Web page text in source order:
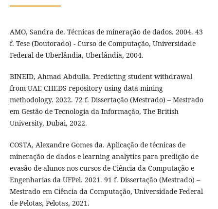
AMO, Sandra de. Técnicas de mineração de dados. 2004. 43
f. Tese (Doutorado) - Curso de Computação, Universidade
Federal de Uberlândia, Uberlândia, 2004.
BINEID, Ahmad Abdulla. Predicting student withdrawal
from UAE CHEDS repository using data mining
methodology. 2022. 72 f. Dissertação (Mestrado) – Mestrado
em Gestão de Tecnologia da Informação, The British
University, Dubai, 2022.
COSTA, Alexandre Gomes da. Aplicação de técnicas de
mineração de dados e learning analytics para predição de
evasão de alunos nos cursos de Ciência da Computação e
Engenharias da UFPel. 2021. 91 f. Dissertação (Mestrado) –
Mestrado em Ciência da Computação, Universidade Federal
de Pelotas, Pelotas, 2021.